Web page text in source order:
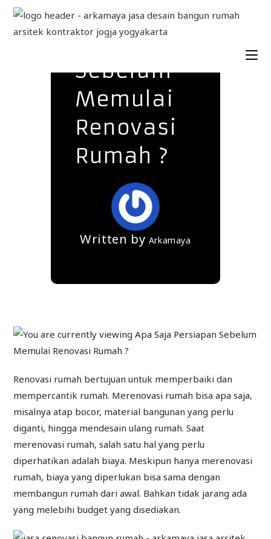
Apa Saja
Persiapan
Sebelum
Memulai
Renovasi
Rumah ?
Written by Arkamaya
Renovasi rumah bertujuan untuk memperbaiki dan
mempercantik rumah. Merenovasi rumah bisa apa saja,
misalnya atap bocor, material bangunan yang perlu
diganti, hingga mendesain ulang rumah. Saat
merenovasi rumah, salah satu hal yang perlu
diperhatikan adalah biaya. Meskipun hanya merenovasi
rumah, biaya yang diperlukan bisa sama dengan
membangun rumah dari awal. Bahkan tidak jarang ada
yang melebihi budget yang disediakan.